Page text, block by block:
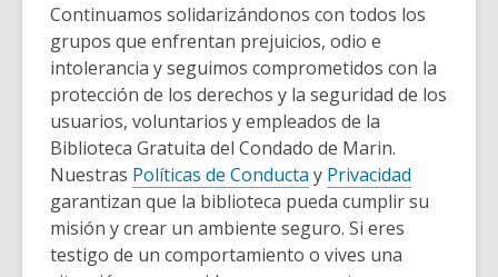
Continuamos solidarizándonos con todos los
grupos que enfrentan prejuicios, odio e
intolerancia y seguimos comprometidos con la
protección de los derechos y la seguridad de los
usuarios, voluntarios y empleados de la
Biblioteca Gratuita del Condado de Marin.
Nuestras Políticas de Conducta y Privacidad
garantizan que la biblioteca pueda cumplir su
misión y crear un ambiente seguro. Si eres
testigo de un comportamiento o vives una